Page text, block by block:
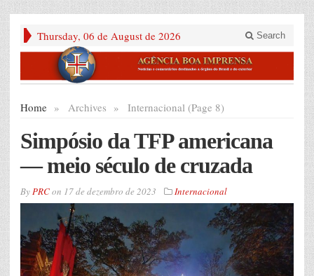
Thursday, 06 de August de 2026 Search
Home » Archives » Internacional (Page 8)
Simpósio da TFP americana
— meio século de cruzada
ByPRCon 17 de dezembro de 2023 Internacional